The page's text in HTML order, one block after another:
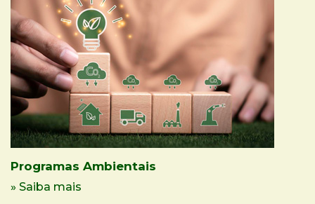
Programas Ambientais
» Saiba mais